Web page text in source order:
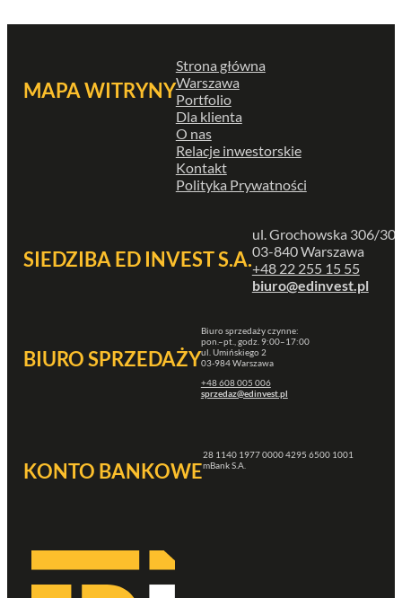
MAPA WITRYNY
Strona główna
Warszawa
Portfolio
Dla klienta
O nas
Relacje inwestorskie
Kontakt
Polityka Prywatności
SIEDZIBA ED INVEST S.A.
ul. Grochowska 306/
03-840 Warszawa
+48 22 255 15 55
biuro@edinvest.pl
BIURO SPRZEDAŻY
Biuro sprzedaży czynne:
pon.–pt., godz. 9:00–17:00
ul. Umińskiego 2
03-984 Warszawa
+48 608 005 006
sprzedaz@edinvest.pl
KONTO BANKOWE
28 1140 1977 0000 4295 6500 1001
mBank S.A.